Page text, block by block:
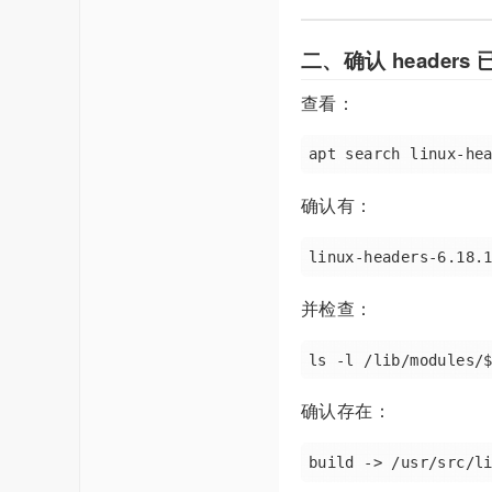
二、确认 headers
查看：
确认有：
并检查：
确认存在：